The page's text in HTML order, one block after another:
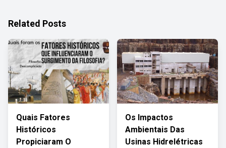
Related Posts
Quais Fatores
Históricos
Propiciaram O
Os Impactos
Ambientais Das
Usinas Hidrelétricas